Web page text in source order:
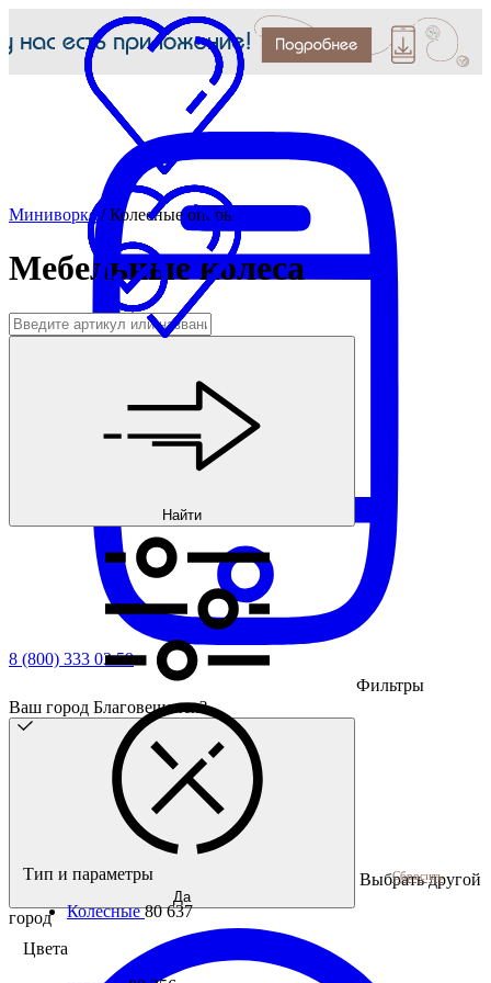
8 (800) 333 03 59
Ваш город Благовещенск?
Да
Выбрать другой
город
Миниворкс /Колесные опоры
Мебельные колеса
Найти
Фильтры
Тип и параметры Сбросить
Колесные80 637
Цвета